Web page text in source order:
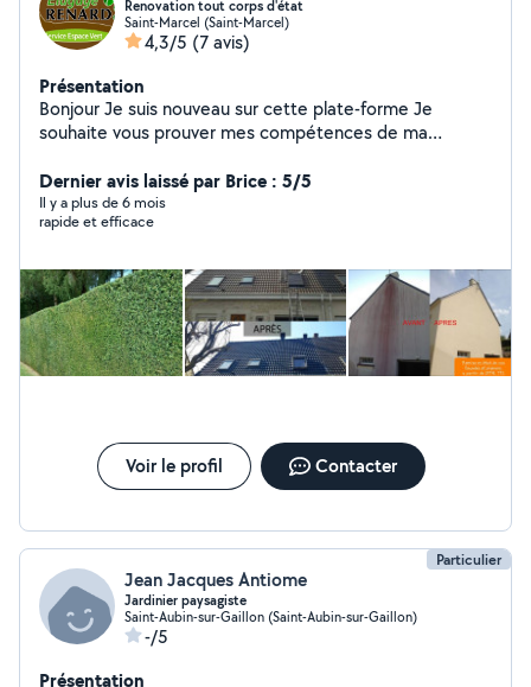
Renovation tout corps d'état
Saint-Marcel (Saint-Marcel)
4,3/5 (7 avis)
Présentation
Bonjour Je suis nouveau sur cette plate-forme Je
souhaite vous prouver mes compétences de ma
dans l'artisanat.
Dernier avis laissé par Brice : 5/5
Il y a plus de 6 mois
rapide et efficace
Voir le profil Contacter
Particulier
Jean Jacques Antiome
Jardinier paysagiste
Saint-Aubin-sur-Gaillon (Saint-Aubin-sur-Gaillon)
-/5
Présentation